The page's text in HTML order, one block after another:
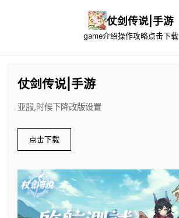
仗剑传说|手游
game介绍操作攻略点击下载
仗剑传说|手游
亚服,时候下降改版设置
点击下载